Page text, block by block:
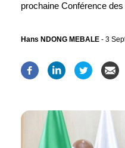
prochaine Conférence
Hans NDONG MEBALE - 3